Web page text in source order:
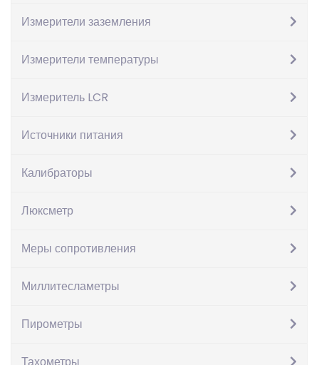
Измерители заземления
Измерители температуры
Измеритель LCR
Источники питания
Калибраторы
Люксметр
Меры сопротивления
Миллитесламетры
Пирометры
Тесламетр МТП-200
Количество
В корзину
Описание
Описание
Тесламетр МТП 200.